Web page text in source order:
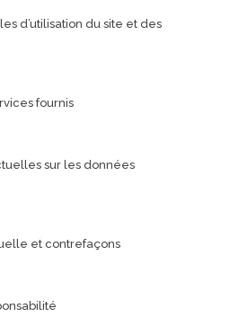
d’utilisation du site et des
fournis
sur les données
et contrefaçons